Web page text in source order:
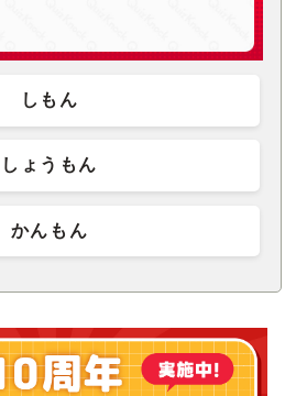
しもん
しょうもん
かんもん